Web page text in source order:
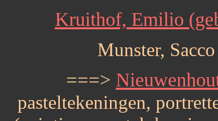
Kruithof, Emilio
Munster,
===>
pasteltekeningen,